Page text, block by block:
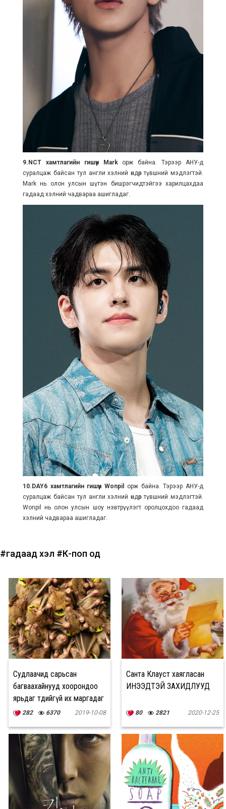
9.NCT хамтлагийн гишүүн Markорж байна. Тэрээр АНУ-д
суралцаж байсан тул англи хэлний өндөр түвшний мэдлэгтэй.
Mark нь олон улсын шүтэн бишрэгчидтэйгээ харилцахдаа
гадаад хэлний чадвараа ашигладаг.
10.DAY6 хамтлагийн гишүүн Wonpil
орж байна. Тэрээр АНУ-д
суралцаж байсан тул англи хэлний өндөр түвшний мэдлэгтэй.
Wonpil нь олон улсын шоу нэвтрүүлэгт оролцохдоо гадаад
хэлний чадвараа ашигладаг.
#гадаад хэл #К-поп од
Судлаачид сарьсан
багваахайнууд хоорондоо
ярьдаг төдийгүй их маргадаг
болохыг тогтоожээ
282 6370 2019-10-08
Санта Клауст хаягласан
ИНЭЭДТЭЙ ЗАХИДЛУУД
80 2821 2020-12-25